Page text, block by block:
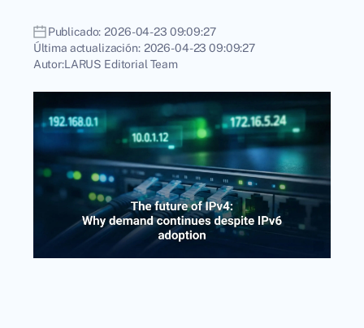
Publicado: 2026-04-23 09:09:27
Última actualización: 2026-04-23 09:09:27
Autor:LARUS Editorial Team